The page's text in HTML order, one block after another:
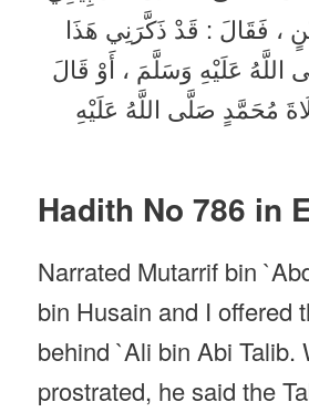
، فَقَالَ : قَدْ ذَكَّرَنِي هَذَا
عَلَيْهِ وَسَلَّمَ ، أَوْ قَالَ
مُحَمَّدٍ صَلَّى اللَّهُ عَلَيْهِ
Hadith No 786 in
Narrated Mutarrif bin
bin Husain and I offered
behind `Ali bin Abi Talib.
prostrated, he said the